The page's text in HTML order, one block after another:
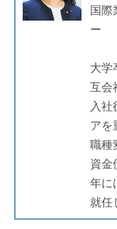
国際
ー
大学
互会
入社
アを
職種
資金
年に
就任